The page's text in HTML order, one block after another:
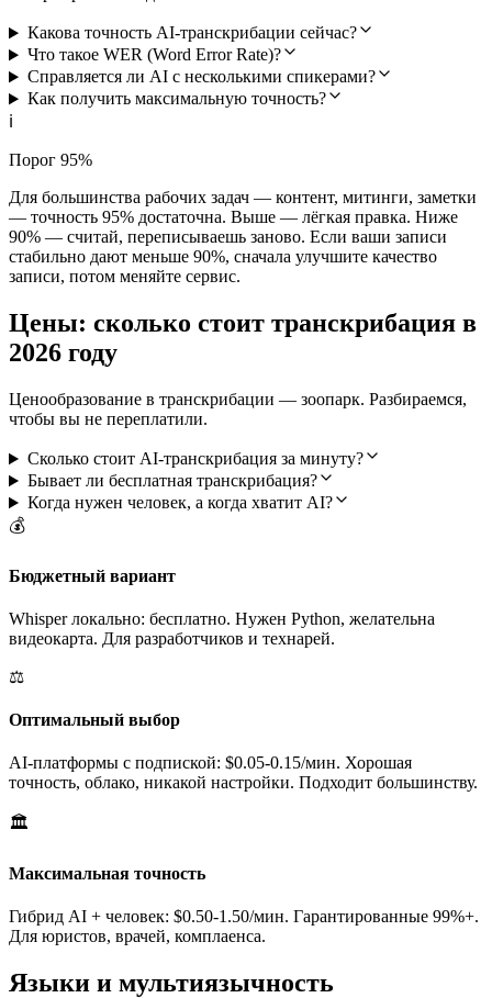
Какова точность AI-транскрибации сейчас?
Что такое WER (Word Error Rate)?
Справляется ли AI с несколькими спикерами?
Как получить максимальную точность?
ℹ️
Порог 95%
Для большинства рабочих задач — контент, митинги, заметки
— точность 95% достаточна. Выше — лёгкая правка. Ниже
90% — считай, переписываешь заново. Если ваши записи
стабильно дают меньше 90%, сначала улучшите качество
записи, потом меняйте сервис.
Цены: сколько стоит транскрибация в
2026 году
Ценообразование в транскрибации — зоопарк. Разбираемся,
чтобы вы не переплатили.
Сколько стоит AI-транскрибация за минуту?
Бывает ли бесплатная транскрибация?
Когда нужен человек, а когда хватит AI?
💰
Бюджетный вариант
Whisper локально: бесплатно. Нужен Python, желательна
видеокарта. Для разработчиков и технарей.
⚖️
Оптимальный выбор
AI-платформы с подпиской: $0.05-0.15/мин. Хорошая
точность, облако, никакой настройки. Подходит большинству.
🏛️
Максимальная точность
Гибрид AI + человек: $0.50-1.50/мин. Гарантированные 99%+.
Для юристов, врачей, комплаенса.
Языки и мультиязычность